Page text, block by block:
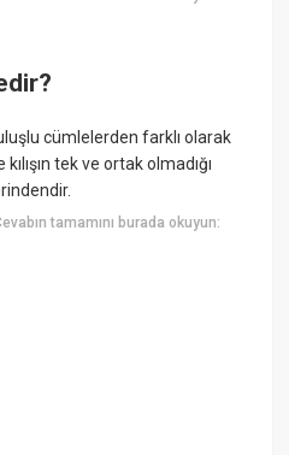
cümlelerden farklı olarak
tek ve ortak olmadığı
tamamını burada okuyun: